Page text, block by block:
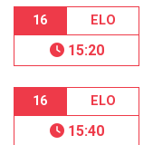
16 ELO
15:20
16 ELO
15:40